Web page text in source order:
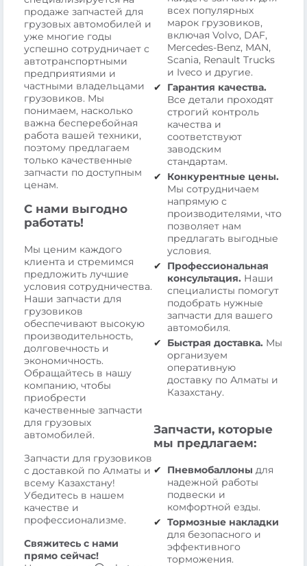
продаже запчастей для
грузовых автомобилей и
уже многие годы
успешно сотрудничает с
автотранспортными
предприятиями и
частными владельцами
грузовиков. Мы
понимаем, насколько
важна бесперебойная
работа вашей техники,
поэтому предлагаем
только качественные
запчасти по доступным
ценам.
С нами выгодно
работать!
Мы ценим каждого
клиента и стремимся
предложить лучшие
условия сотрудничества.
Наши запчасти для
грузовиков
обеспечивают высокую
производительность,
долговечность и
экономичность.
Обращайтесь в нашу
компанию, чтобы
приобрести
качественные запчасти
для грузовых
автомобилей.
Запчасти для грузовиков
с доставкой по Алматы и
всему Казахстану!
Убедитесь в нашем
качестве и
профессионализме.
Свяжитесь с нами
прямо сейчас!
всех популярных
марок грузовиков,
включая Volvo, DAF,
Mercedes-Benz, MAN,
Scania, Renault Trucks
и Iveco и другие.
Гарантия качества.
Все детали проходят
строгий контроль
качества и
соответствуют
заводским
стандартам.
Конкурентные цены.
Мы сотрудничаем
напрямую с
производителями, что
позволяет нам
предлагать выгодные
условия.
Профессиональная
консультация. Наши
специалисты помогут
подобрать нужные
запчасти для вашего
автомобиля.
Быстрая доставка. Мы
организуем
оперативную
доставку по Алматы и
Казахстану.
Запчасти, которые
мы предлагаем:
Пневмобаллоны для
надежной работы
подвески и
комфортной езды.
Тормозные накладки
для безопасного и
эффективного
торможения.